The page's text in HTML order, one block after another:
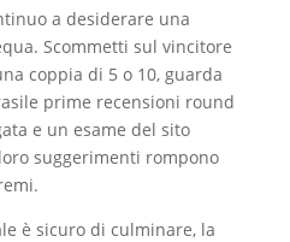
a desiderare una
Scommetti sul vincitore
coppia di 5 o 10, guarda
prime recensioni round
e un esame del sito
suggerimenti rompono
è sicuro di culminare, la